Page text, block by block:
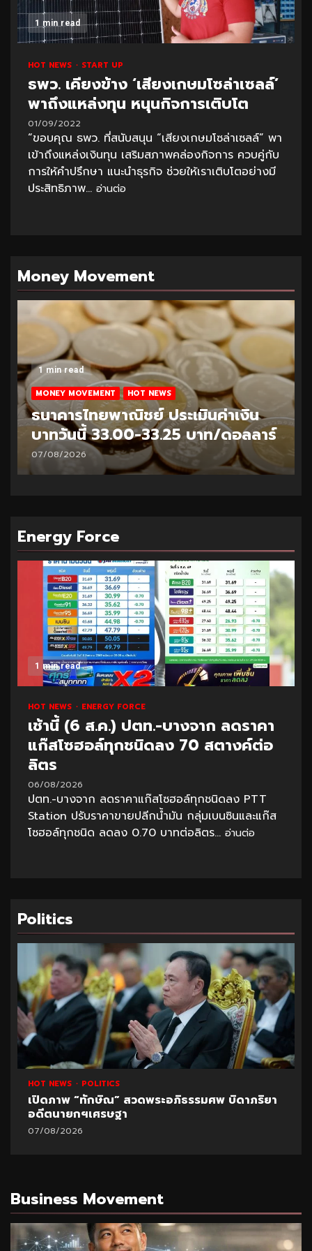
1 min read
HOT NEWS START UP
ธพว. เคียงข้าง ‘เสียงเกษมโซล่าเซลล์’
พาถึงแหล่งทุน หนุนกิจการเติบโต
01/09/2022
“ขอบคุณ ธพว. ที่สนับสนุน “เสียงเกษมโซล่าเซลล์” พา
เข้าถึงแหล่งเงินทุน เสริมสภาพคล่องกิจการ ควบคู่กับ
การให้คำปรึกษา แนะนำธุรกิจ ช่วยให้เราเติบโตอย่างมี
ประสิทธิภาพ... อ่านต่อ
Money Movement
ระเมินค่าเงิน
บาท/ดอลลาร์
1 min read
MONEY MOVEMENT
ธนาคารไทยพาณิชย์ ประ
บาทวันนี้ 32.95-33.20
06/08/2026
Energy Force
1 min read
HOT NEWS ENERGY FORCE
เช้านี้ (6 ส.ค.) ปตท.-บางจาก ลดราคา
แก๊สโซฮอล์ทุกชนิดลง 70 สตางค์ต่อ
ลิตร
06/08/2026
ปตท.-บางจาก ลดราคาแก๊สโซฮอล์ทุกชนิดลง PTT
Station ปรับราคาขายปลีกน้ำมัน กลุ่มเบนซินและแก๊ส
โซฮอล์ทุกชนิด ลดลง 0.70 บาทต่อลิตร... อ่านต่อ
Politics
HOT NEWS POLITICS
เปิดภาพ “ทักษิณ” สวดพระอภิธรรมศพ บิดาภริยา
อดีตนายกฯเศรษฐา
07/08/2026
Business Movement